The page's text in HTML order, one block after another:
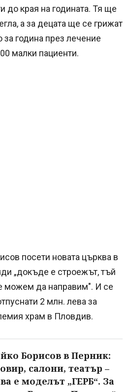
до края на годината. Тя ще
а за децата ще се грижат
за година през лечение
малки пациенти.
посети новата църква в
„докъде е строежът, тъй
можем да направим". И се
2 млн. лева за
храм в Пловдив.
Борисов в Перник:
салони, театър –
е моделът „ГЕРБ“. За